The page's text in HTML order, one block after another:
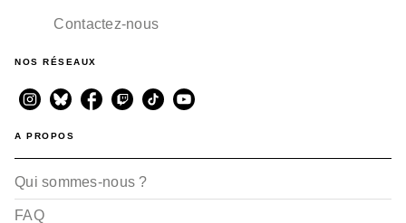
Contactez-nous
NOS RÉSEAUX
A PROPOS
Qui sommes-nous ?
FAQ